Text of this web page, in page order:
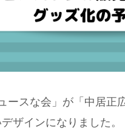
ースな会」が「中居正
ザインになりました。